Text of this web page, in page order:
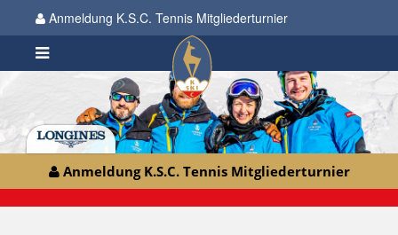
Anmeldung K.S.C. Tennis Mitgliederturnier
Anmeldung K.S.C. Tennis Mitgliederturnier